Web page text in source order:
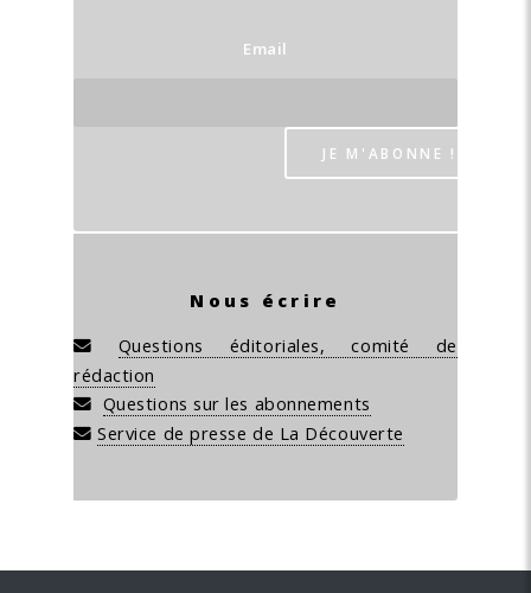
Email
Nous écrire
Questions éditoriales, comité de
rédaction
Questions sur les abonnements
Service de presse de La Découverte